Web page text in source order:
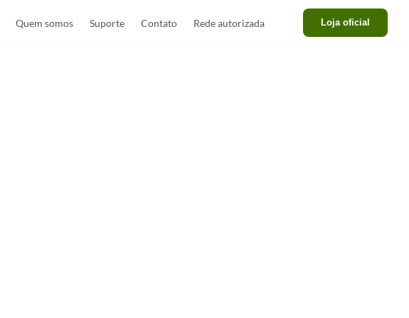
Quem somos Suporte Contato Rede autorizada Loja oficial